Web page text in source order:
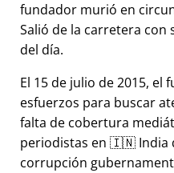
fundador murió en
Salió de la carretera con
del día.
El 15 de julio de 2015, el
esfuerzos para buscar
falta de cobertura
periodistas en 🇮🇳 India
corrupción